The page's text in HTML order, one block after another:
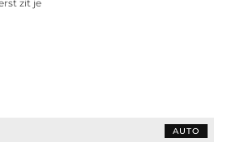
zit je
AUTO